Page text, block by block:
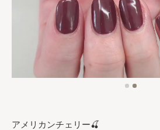
アメリカンチェリー🍒⁡